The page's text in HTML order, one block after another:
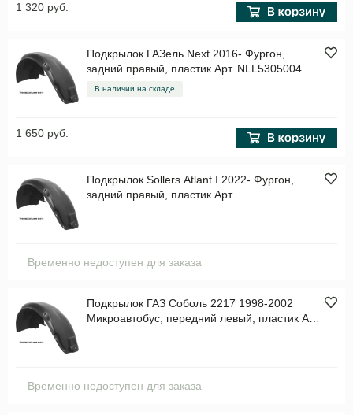
1 320 руб.
Подкрылок ГАЗель Next 2016- Фургон,
задний правый, пластик Арт. NLL5305004
В наличии на складе
1 650 руб.
Подкрылок Sollers Atlant I 2022- Фургон,
задний правый, пластик Арт.
Временно недоступен для заказа
Подкрылок ГАЗ Соболь 2217 1998-2002
Микроавтобус, передний левый, пластик Арт.
Временно недоступен для заказа